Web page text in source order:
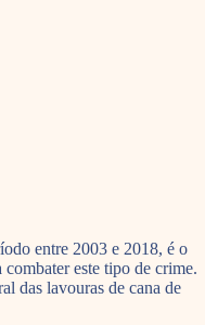
entre 2003 e 2018, é o
este tipo de crime.
das lavouras de cana de